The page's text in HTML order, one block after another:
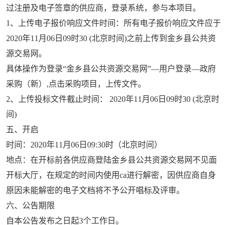
过注册及电子签章的供应商，登录系统，参与本项目。
1 、上传电子报价响应文件时间：所有电子报价响应文件应于
2020年11 月 06日 09时30 (北京时间)之前上传到金乡县公共资
源交易网。
具体操作为登录“金乡县公共资源交易网”—用户登录—政府
采购（新） ,点击采购项目，上传文件。
2、上传投标文件截止时间： 2020年11 月 06日 09时30 (北京时
间)
五、开启
时间： 2020年11 月 06日 09:30时（北京时间）
地点：在开标前各供应商登陆金乡县公共资源交易网不见面
开标大厅，在规定的时间内使用ca进行解密，因供应商自身
原因未能解密的电子文档将不予公开唱标及评审。
六、公告期限
自本公告发布之日起3个工作日。